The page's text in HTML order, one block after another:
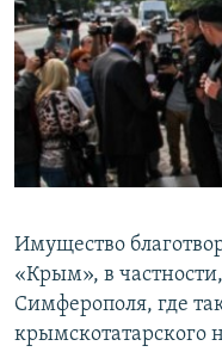
СОВЕТЫ
ПРОПАВШИЕ БЕЗ ВЕСТИ
ПОБЕДИТЕЛЕЙ НЕ СУДЯТ?
КРЫМ.НЕПОКОРЕННЫЙ
ELIFBE
Qırımtatar
ПРИСОЕДИНЯЙТЕСЬ!
Все сайты RFE/RL
Имущество
«Крым», в
Симферополя, где
крымскотатарского